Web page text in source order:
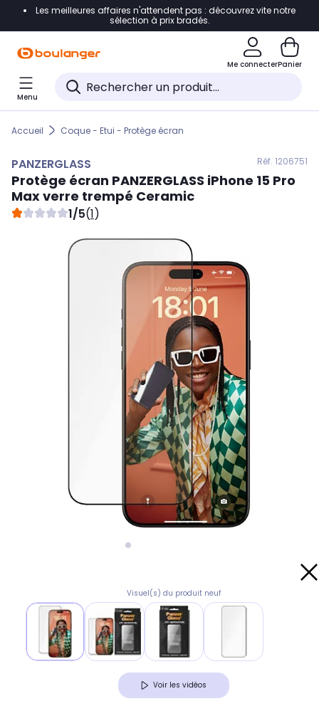
Accéder directement à la navigation
Accéder directement au pied de page
Accéder directement au chatbot
Les meilleures affaires n'attendent pas : découvrez vite notre
sélection à prix bradés.
Me connecterPanier
Menu
Accueil Coque - Etui - Protège écran
PANZERGLASS Réf. 1206751
Protège écran PANZERGLASS iPhone 15 Pro
Max verre trempé Ceramic
1/5(1)
Visuel(s) du produit neuf
Voir les vidéos